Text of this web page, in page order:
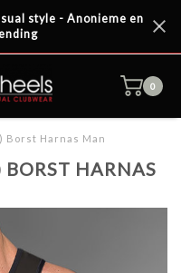
style - Anonieme en
0
Borst Harnas Man
BORST HARNAS